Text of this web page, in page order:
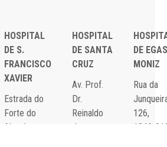
HOSPITAL
DE S.
FRANCISCO
XAVIER
Estrada do
Forte do
Alto do
HOSPITAL
DE SANTA
CRUZ
Av. Prof.
Dr.
Reinaldo
dos
DE EGAS
MONIZ
Rua da
126,
1349-